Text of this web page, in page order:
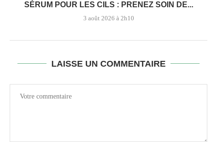
SÉRUM POUR LES CILS : PRENEZ SOIN DE...
3 août 2026 à 2h10
LAISSE UN COMMENTAIRE